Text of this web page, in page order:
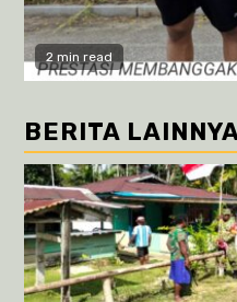
2 min read
BERITA